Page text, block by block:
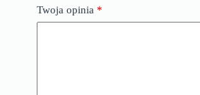
Twoja opinia *